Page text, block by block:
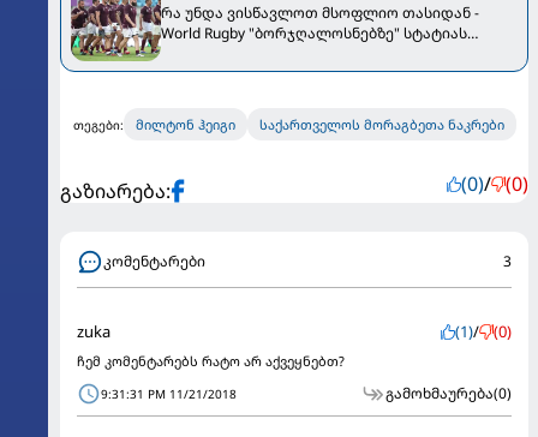
რა უნდა ვისწავლოთ მსოფლიო თასიდან -
World Rugby "ბორჯღალოსნებზე" სტატიას
თეგები: მილტონ ჰეიგი საქართველოს მორაგბეთა ნაკრები
გაზიარება: (0)/ (0)
კომენტარები 3
zuka (1)/ (0)
ჩემ კომენტარებს რატო არ აქვეყნებთ?
9:31:31 PM 11/21/2018 გამოხმაურება(0)